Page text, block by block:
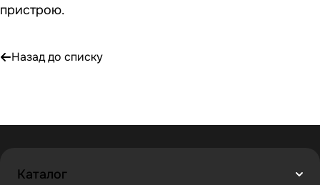
пристрою.
Назад до списку
Каталог